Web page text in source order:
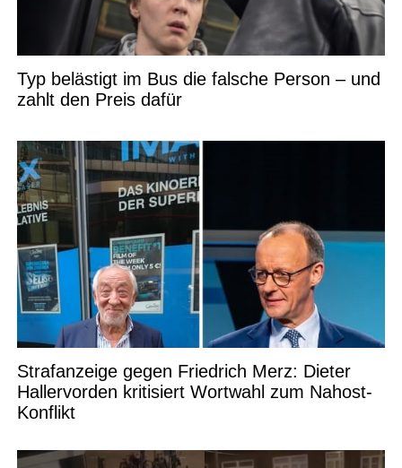
Typ belästigt im Bus die falsche Person – und
zahlt den Preis dafür
Strafanzeige gegen Friedrich Merz: Dieter
Hallervorden kritisiert Wortwahl zum Nahost-
Konflikt